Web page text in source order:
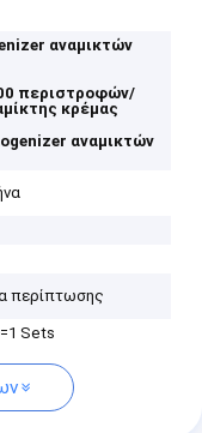
αναμικτών
περιστροφών/
κρέμας
αναμικτών
περίπτωσης
Sets